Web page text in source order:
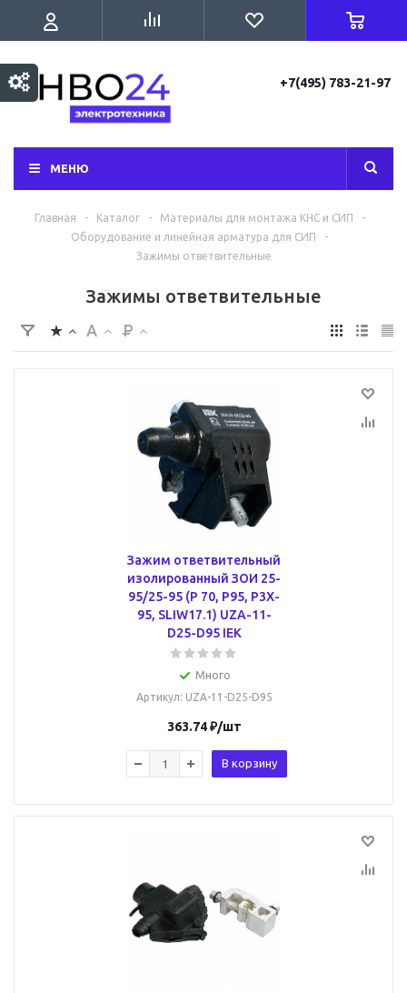
+7(495) 783-21-97
МЕНЮ
Главная - Каталог - Материалы для монтажа КНС и СИП
-
Оборудование и линейная арматура для СИП
-
Зажимы ответвительные
Зажимы ответвительные
Зажим ответвительный
изолированный ЗОИ 25-
95/25-95 (P 70, P95, P3X-
95, SLIW17.1) UZA-11-
D25-D95 IEK
Много
Артикул: UZA-11-D25-D95
363.74₽/шт
В корзину